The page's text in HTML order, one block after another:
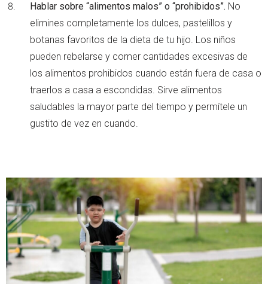
Hablar sobre “alimentos malos” o “prohibidos”. No
elimines completamente los dulces, pastelillos y
botanas favoritos de la dieta de tu hijo. Los niños
pueden rebelarse y comer cantidades excesivas de
los alimentos prohibidos cuando están fuera de casa o
traerlos a casa a escondidas. Sirve alimentos
saludables la mayor parte del tiempo y permítele un
gustito de vez en cuando.